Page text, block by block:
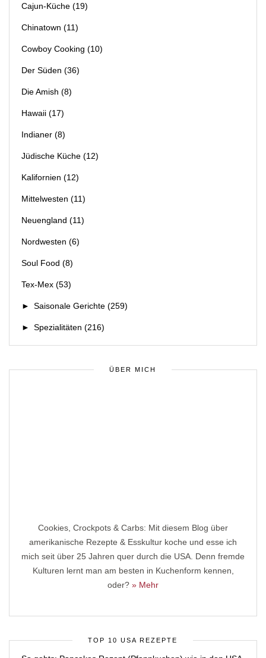
Cajun-Küche (19)
Chinatown (11)
Cowboy Cooking (10)
Der Süden (36)
Die Amish (8)
Hawaii (17)
Indianer (8)
Jüdische Küche (12)
Kalifornien (12)
Mittelwesten (11)
Neuengland (11)
Nordwesten (6)
Soul Food (8)
Tex-Mex (53)
► Saisonale Gerichte (259)
► Spezialitäten (216)
ÜBER MICH
Cookies, Crockpots & Carbs: Mit diesem Blog über
amerikanische Rezepte & Esskultur koche und esse ich
mich seit über 25 Jahren quer durch die USA. Denn fremde
Kulturen lernt man am besten in Kuchenform kennen,
oder? » Mehr
TOP 10 USA REZEPTE